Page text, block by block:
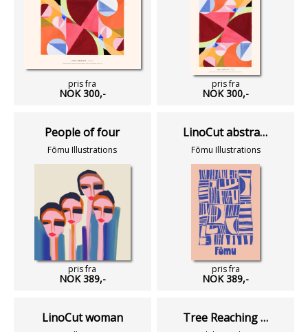
pris fra
NOK 300,-
pris fra
NOK 300,-
People of four
Fōmu Illustrations
pris fra
NOK 389,-
LinoCut abstract 01
Fōmu Illustrations
pris fra
NOK 389,-
LinoCut woman Tree Reaching Waves